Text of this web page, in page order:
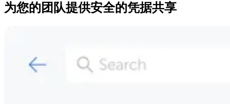
为您的团队提供安全的凭据共享